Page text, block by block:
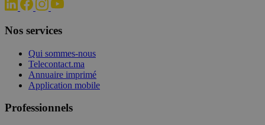
Nos services
Qui sommes-nous
Telecontact.ma
Annuaire imprimé
Application mobile
Professionnels